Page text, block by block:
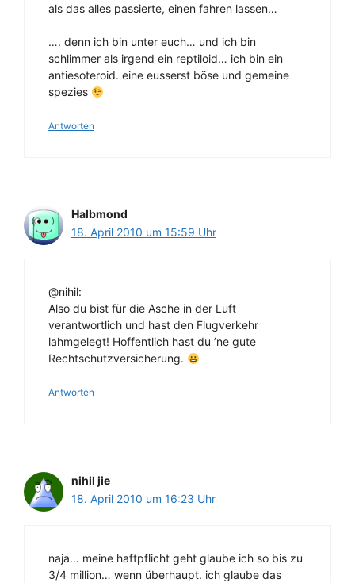
als das alles passierte, einen fahren lassen…
…. denn ich bin unter euch… und ich bin
schlimmer als irgend ein reptiloid… ich bin ein
antiesoteroid. eine eusserst böse und gemeine
spezies
Antworten
Halbmond
18. April 2010 um 15:59 Uhr
@nihil:
Also du bist für die Asche in der Luft
verantwortlich und hast den Flugverkehr
lahmgelegt! Hoffentlich hast du ’ne gute
Rechtschutzversicherung.
Antworten
nihil jie
18. April 2010 um 16:23 Uhr
naja… meine haftpflicht geht glaube ich so bis zu
3/4 million… wenn überhaupt. ich glaube das